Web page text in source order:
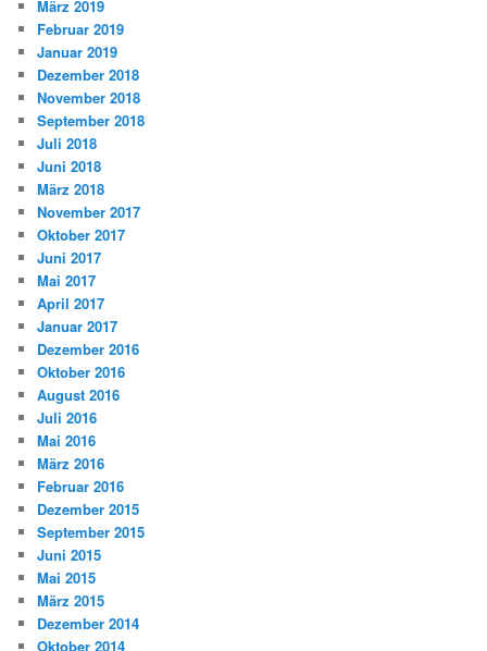
März 2019
Februar 2019
Januar 2019
Dezember 2018
November 2018
September 2018
Juli 2018
Juni 2018
März 2018
November 2017
Oktober 2017
Juni 2017
Mai 2017
April 2017
Januar 2017
Dezember 2016
Oktober 2016
August 2016
Juli 2016
Mai 2016
März 2016
Februar 2016
Dezember 2015
September 2015
Juni 2015
Mai 2015
März 2015
Dezember 2014
Oktober 2014